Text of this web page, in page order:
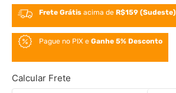
Frete Grátis acima deR$159 (Sudeste)
Pague no PIX eGanhe 5% Desconto
Calcular Frete